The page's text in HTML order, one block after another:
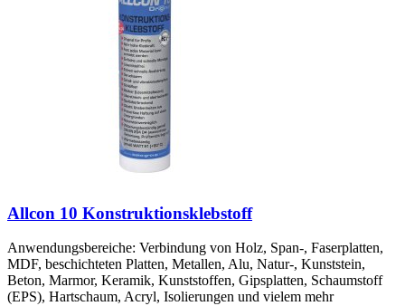
Allcon 10 Konstruktionsklebstoff
Anwendungsbereiche: Verbindung von Holz, Span-, Faserplatten,
MDF, beschichteten Platten, Metallen, Alu, Natur-, Kunststein,
Beton, Marmor, Keramik, Kunststoffen, Gipsplatten, Schaumstoff
(EPS), Hartschaum, Acryl, Isolierungen und vielem mehr